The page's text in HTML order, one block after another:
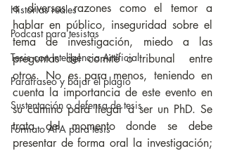
Historias reales
Podcast para tesistas
Tesis con Inteligencia Artificial
Parafraseo y bajar el plagio
Sustentación o defensa de tesis
Formato APA para tesis
a diversas razones como el temor a
hablar en público, inseguridad sobre el
tema de investigación, miedo a las
preguntas del comité o tribunal  entre
otros. No es para menos, teniendo en
cuenta la importancia de este evento en
su camino para llegar a ser un PhD. Se
trata del momento donde se debe
presentar de forma oral la investigación;